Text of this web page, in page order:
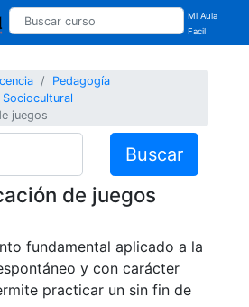
Mi Aula
Facil
Pedagogía
juegos
Buscar
de juegos
fundamental aplicado a la
y con carácter
practicar un sin fin de